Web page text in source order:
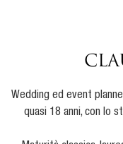
Wedding ed event
quasi 18 anni, con lo